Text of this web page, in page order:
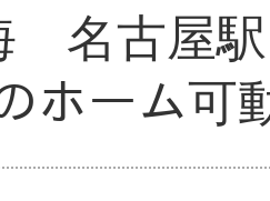
名古屋
ホーム可